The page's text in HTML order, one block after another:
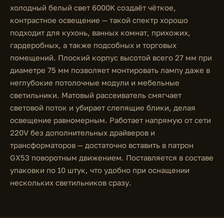
холодный белый свет 6000K создаёт чёткое,
контрастное освещение — такой спектр хорошо
подходит для кухонь, ванных комнат, прихожих,
гардеробных, а также подсобных и торговых
помещений. Плоский корпус высотой всего 27 мм при
диаметре 75 мм позволяет монтировать лампу даже в
неглубокие потолочные модули и мебельные
светильники. Матовый рассеиватель смягчает
световой поток и убирает слепящие блики, делая
освещение равномерным. Работает напрямую от сети
220V без дополнительных драйверов и
трансформаторов — достаточно вставить в патрон
GX53 поворотным движением. Поставляется в составе
упаковки по 10 штук, что удобно при оснащении
нескольких светильников сразу.